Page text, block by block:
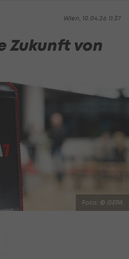
Wien, 10.04.26 11:37
Zukunft von
Foto: © GEPA